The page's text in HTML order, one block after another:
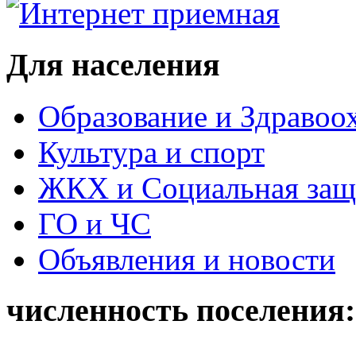
Для населения
Образование и
Культура и спорт
ЖКХ и Социальная
ГО и ЧС
Объявления и новости
численность поселения: